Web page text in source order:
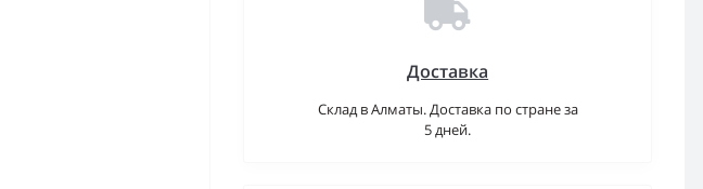
Доставка
Склад в Алматы. Доставка по стране за
5 дней.